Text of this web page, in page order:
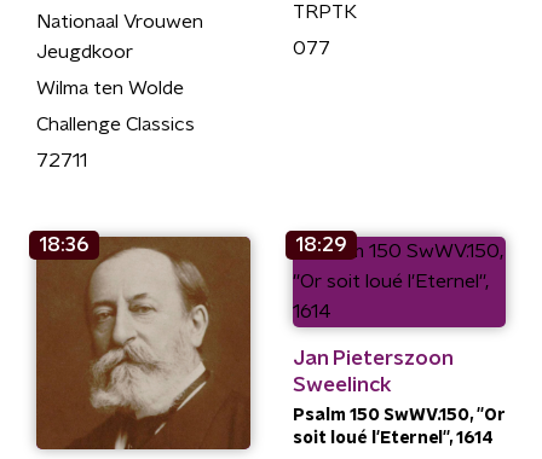
Nationaal Vrouwen
Jeugdkoor
Wilma ten Wolde
Challenge Classics
72711
TRPTK
077
18:36 18:29
Jan Pieterszoon
Sweelinck
Psalm 150 SwWV.150, ''Or
soit loué l'Eternel'', 1614